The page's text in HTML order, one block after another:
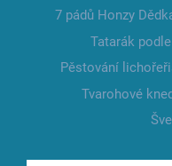
7 pádů Honzy
Tatarák
Pěstování
Tvarohové